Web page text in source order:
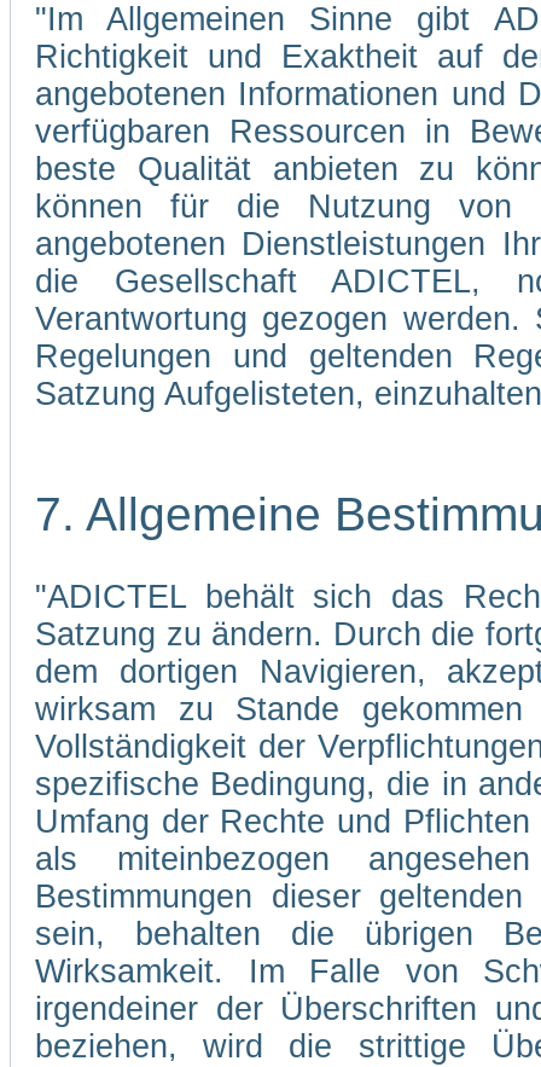
"Im Allgemeinen Sinne gibt
Richtigkeit und Exaktheit auf
angebotenen Informationen und
verfügbaren Ressourcen in
beste Qualität anbieten zu
können für die Nutzung von
angebotenen Dienstleistungen
die Gesellschaft ADICTEL,
Verantwortung gezogen
Regelungen und geltenden
Satzung Aufgelisteten,
7. Allgemeine
"ADICTEL behält sich das
Satzung zu ändern. Durch die
dem dortigen Navigieren,
wirksam zu Stande
Vollständigkeit der
spezifische Bedingung, die in
Umfang der Rechte und
als miteinbezogen
Bestimmungen dieser
sein, behalten die übrigen
Wirksamkeit. Im Falle von
irgendeiner der Überschriften
beziehen, wird die strittige